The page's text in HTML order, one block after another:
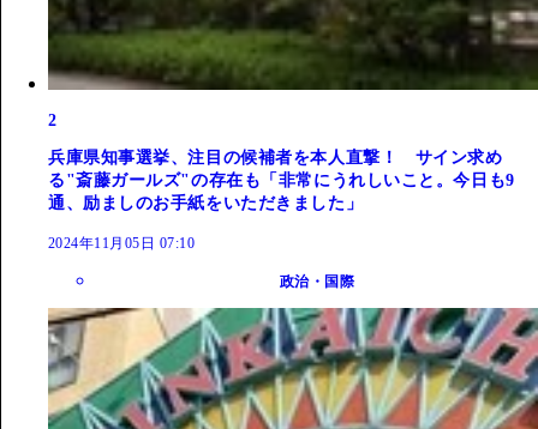
2
兵庫県知事選挙、注目の候補者を本人直撃！ サイン求め
る"斎藤ガールズ"の存在も「非常にうれしいこと。今日も9
通、励ましのお手紙をいただきました」
2024年11月05日 07:10
政治・国際